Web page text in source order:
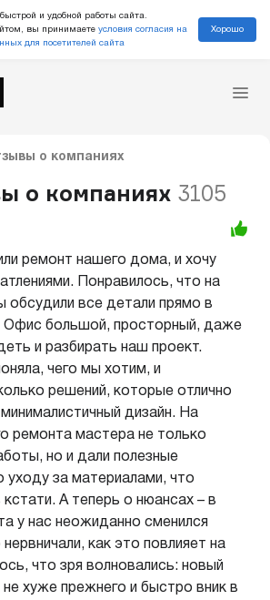
и удобной работы сайта.
вы принимаете условия согласия на
для посетителей сайта
Хорошо
о компаниях
о компаниях 3105
ремонт нашего дома, и хочу
Понравилось, что на
обсудили все детали прямо в
Офис большой, просторный, даже
и разбирать наш проект.
чего мы хотим, и
решений, которые отлично
дизайн. На
ремонта мастера не только
но и дали полезные
уходу за материалами, что
А теперь о нюансах – в
у нас неожиданно сменился
как это повлияет на
что зря волновались: новый
не хуже прежнего и быстро вник в